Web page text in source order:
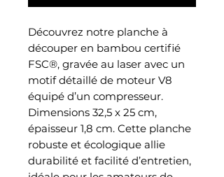
Découvrez notre planche à
découper en bambou certifié
FSC®, gravée au laser avec un
motif détaillé de moteur V8
équipé d’un compresseur.
Dimensions 32,5 x 25 cm,
épaisseur 1,8 cm. Cette planche
robuste et écologique allie
durabilité et facilité d’entretien,